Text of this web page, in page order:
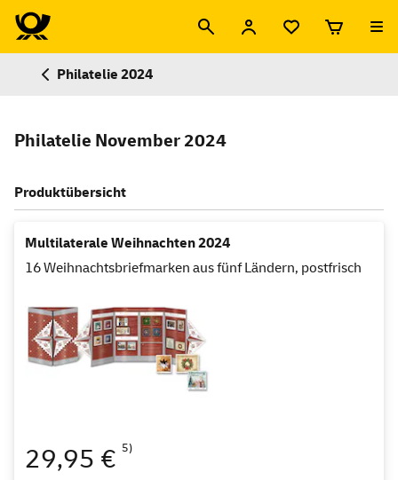
Philatelie 2024
Philatelie November 2024
Produktübersicht
Multilaterale Weihnachten 2024
16 Weihnachtsbriefmarken aus fünf Ländern, postfrisch
29,95 € 5)